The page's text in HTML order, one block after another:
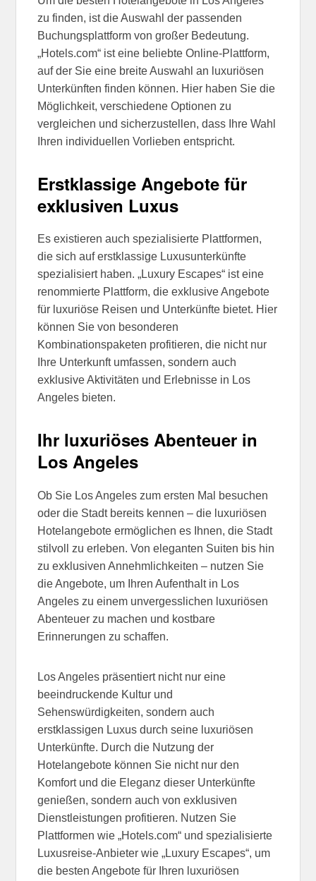
zu finden, ist die Auswahl der passenden
Buchungsplattform von großer Bedeutung.
„Hotels.com“ ist eine beliebte Online-Plattform,
auf der Sie eine breite Auswahl an luxuriösen
Unterkünften finden können. Hier haben Sie die
Möglichkeit, verschiedene Optionen zu
vergleichen und sicherzustellen, dass Ihre Wahl
Ihren individuellen Vorlieben entspricht.
Erstklassige Angebote für
exklusiven Luxus
Es existieren auch spezialisierte Plattformen,
die sich auf erstklassige Luxusunterkünfte
spezialisiert haben. „Luxury Escapes“ ist eine
renommierte Plattform, die exklusive Angebote
für luxuriöse Reisen und Unterkünfte bietet. Hier
können Sie von besonderen
Kombinationspaketen profitieren, die nicht nur
Ihre Unterkunft umfassen, sondern auch
exklusive Aktivitäten und Erlebnisse in Los
Angeles bieten.
Ihr luxuriöses Abenteuer in
Los Angeles
Ob Sie Los Angeles zum ersten Mal besuchen
oder die Stadt bereits kennen – die luxuriösen
Hotelangebote ermöglichen es Ihnen, die Stadt
stilvoll zu erleben. Von eleganten Suiten bis hin
zu exklusiven Annehmlichkeiten – nutzen Sie
die Angebote, um Ihren Aufenthalt in Los
Angeles zu einem unvergesslichen luxuriösen
Abenteuer zu machen und kostbare
Erinnerungen zu schaffen.
Los Angeles präsentiert nicht nur eine
beeindruckende Kultur und
Sehenswürdigkeiten, sondern auch
erstklassigen Luxus durch seine luxuriösen
Unterkünfte. Durch die Nutzung der
Hotelangebote können Sie nicht nur den
Komfort und die Eleganz dieser Unterkünfte
genießen, sondern auch von exklusiven
Dienstleistungen profitieren. Nutzen Sie
Plattformen wie „Hotels.com“ und spezialisierte
Luxusreise-Anbieter wie „Luxury Escapes“, um
die besten Angebote für Ihren luxuriösen